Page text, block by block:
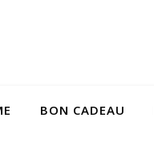
BON CADEAU